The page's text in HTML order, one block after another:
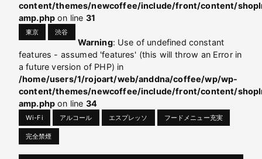
content/themes/newcoffee/include/front/content/
amp.php on line 31
東京 渋谷
Warning: Use of undefined constant
features - assumed 'features' (this will throw an Error in
a future version of PHP) in
/home/users/1/rojoart/web/anddna/coffee/wp/wp-
content/themes/newcoffee/include/front/content/
amp.php on line 34
Wi-Fi アルコール エスプレッソ フードメニュー充実
完全禁煙